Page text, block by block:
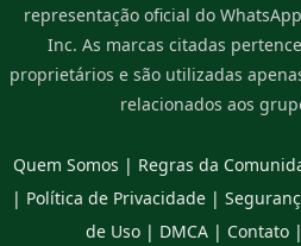
representação oficial do
Inc. As marcas citadas
proprietários e são utilizadas
relacionados aos
Quem Somos | Regras da
| Política de Privacidade |
de Uso| DMCA| Contato|